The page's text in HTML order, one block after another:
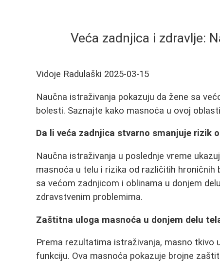
Veća zadnjica i zdravlje:
Vidoje Radulaški 2025-03-15
Naučna istraživanja pokazuju da žene sa
bolesti. Saznajte kako masnoća u ovoj
Da li veća zadnjica stvarno smanjuje rizik
Naučna istraživanja u poslednje vreme
masnoća u telu i rizika od različitih
sa većom zadnjicom i oblinama u donjem
zdravstvenim problemima.
Zaštitna uloga masnoća u donjem delu
Prema rezultatima istraživanja, masno tkivo
funkciju. Ova masnoća pokazuje brojne